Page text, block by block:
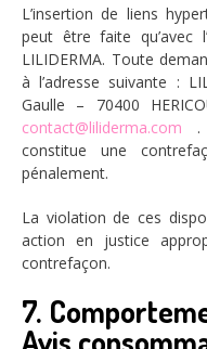
L’insertion de liens
peut être faite qu’avec
LILIDERMA. Toute
à l’adresse suivante :
Gaulle – 70400
contact@liliderma.com .
constitue une
pénalement.
La violation de ces
action en justice
contrefaçon.
7.